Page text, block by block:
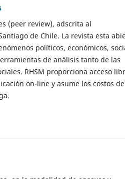
(peer review), adscrita al
de Chile. La revista esta
políticos, económicos,
de análisis tanto de las
RHSM proporciona acceso
on-line y asume los costos de